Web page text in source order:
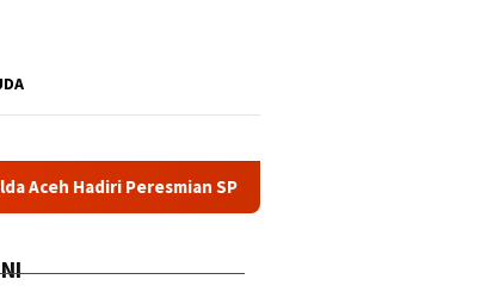
SPPG dan Gudang Ketahanan Pangan Polri oleh